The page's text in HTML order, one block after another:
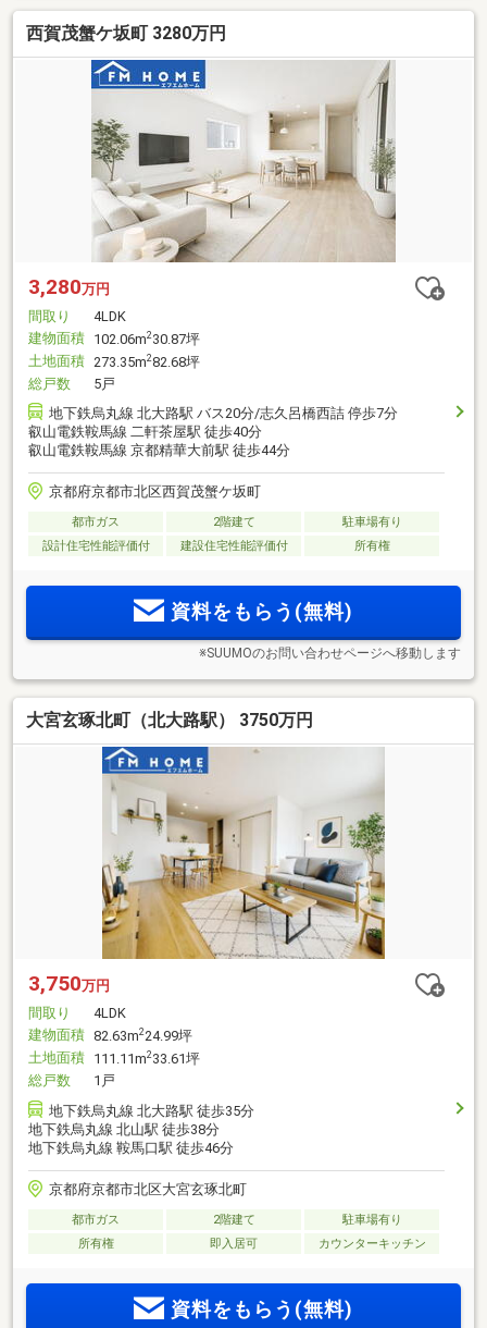
西賀茂蟹ケ坂町 3280万円
3,280万円
間取り
4LDK
建物面積 102.06m2 30.87坪
土地面積 273.35m282.68坪
総戸数
5戸
地下鉄烏丸線 北大路駅 バス20分/志久呂橋西詰 停歩7分
叡山電鉄鞍馬線 二軒茶屋駅 徒歩40分
叡山電鉄鞍馬線 京都精華大前駅 徒歩44分
京都府京都市北区西賀茂蟹ケ坂町
都市ガス 2階建て
駐車場有り
設計住宅性能評価付
建設住宅性能評価付 所有権
資料をもらう(無料)
※SUUMOのお問い合わせページへ移動します
大宮玄琢北町（北大路駅） 3750万円
3,750万円
間取り
4LDK
建物面積 82.63m224.99坪
土地面積 111.11m233.61坪
総戸数
1戸
地下鉄烏丸線 北大路駅 徒歩35分
地下鉄烏丸線 北山駅 徒歩38分
地下鉄烏丸線 鞍馬口駅 徒歩46分
京都府京都市北区大宮玄琢北町
都市ガス 2階建て
駐車場有り
所有権
即入居可 カウンターキッチン
資料をもらう(無料)